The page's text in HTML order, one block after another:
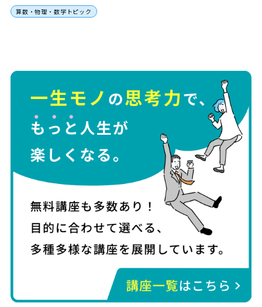
算数・物理・数学トピック